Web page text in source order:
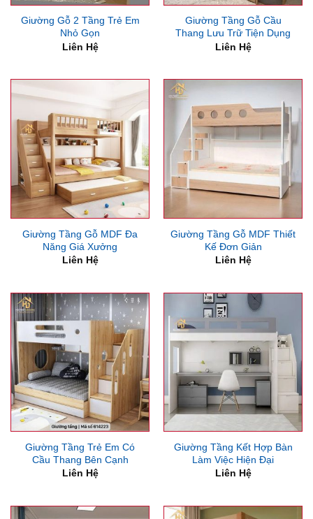
Giường Gỗ 2 Tầng Trẻ Em
Nhỏ Gọn
Liên Hệ
Giường Tầng Gỗ Cầu
Thang Lưu Trữ Tiện Dụng
Liên Hệ
Giường Tầng Gỗ MDF Đa
Năng Giá Xưởng
Liên Hệ
Giường Tầng Gỗ MDF Thiết
Kế Đơn Giản
Liên Hệ
Giường Tầng Trẻ Em Có
Cầu Thang Bên Cạnh
Liên Hệ
Giường Tầng Kết Hợp Bàn
Làm Việc Hiện Đại
Liên Hệ